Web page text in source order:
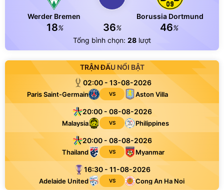
Werder Bremen Borussia Dortmund
18% 36% 46%
Tổng bình chọn: 28 lượt
TRẬN ĐẤU NỔI BẬT
02:00 - 13-08-2026
Paris Saint-Germain VS Aston Villa
20:00 - 08-08-2026
Malaysia VS Philippines
20:00 - 08-08-2026
Thailand VS Myanmar
16:30 - 11-08-2026
Adelaide United VS Cong An Ha Noi